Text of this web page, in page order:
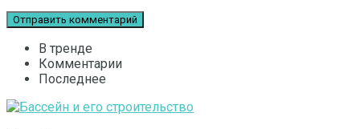
В тренде
Комментарии
Последнее